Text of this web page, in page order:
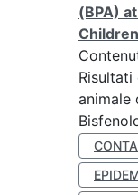
(BPA)
Risultati
animale